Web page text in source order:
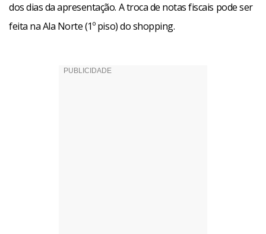
dos dias da apresentação. A troca de notas fiscais pode ser
feita na Ala Norte (1º piso) do shopping.